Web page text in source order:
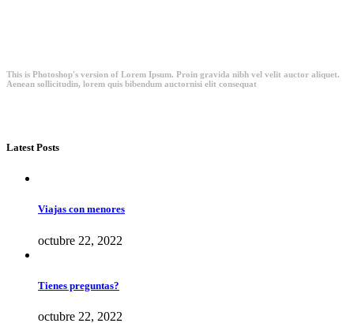
This is Photoshop's version of Lorem Ipsum. Proin gravida nibh vel velit auctor aliquet.
Aenean sollicitudin, lorem quis bibendum auctornisi elit consequat
Latest Posts
Viajas con menores
octubre 22, 2022
Tienes preguntas?
octubre 22, 2022